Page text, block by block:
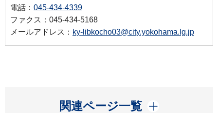
電話： 045-434-4339
ファクス：045-434-5168
メールアドレス： ky-libkocho03@city.yokohama.lg.jp
関連ページ一覧
開く